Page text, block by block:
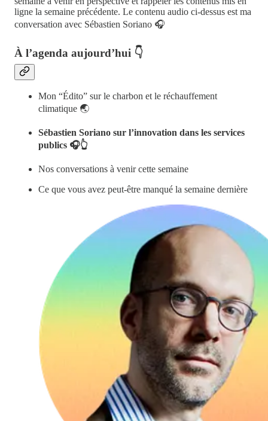
ligne la semaine précédente. Le contenu audio ci-dessus est ma
conversation avec Sébastien Soriano 🎧
À l’agenda aujourd’hui 👇
Mon “Édito” sur le charbon et le réchauffement
climatique 🌏
Sébastien Soriano sur l’innovation dans les services
publics 🎧👆
Nos conversations à venir cette semaine
Ce que vous avez peut-être manqué la semaine dernière